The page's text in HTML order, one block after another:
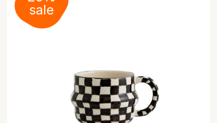
sale